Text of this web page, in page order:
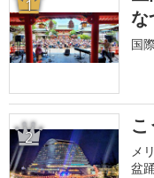
1
な
国
2
メ
盆